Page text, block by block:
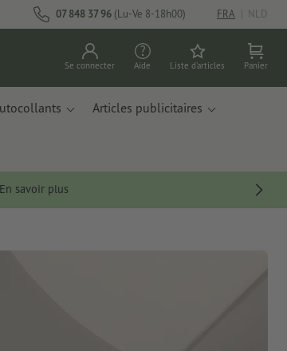
07 848 37 96 (Lu-Ve 8-18h00) FRA | NLD
Se connecter Aide Liste d'articles Panier
Articles publicitaires
En savoir plus